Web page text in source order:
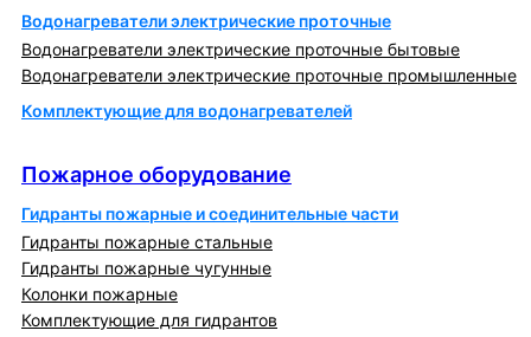
Водонагреватели электрические проточные
Водонагреватели электрические проточные бытовые
Водонагреватели электрические проточные промышленные
Комплектующие для водонагревателей
Пожарное оборудование
Гидранты пожарные и соединительные части
Гидранты пожарные стальные
Гидранты пожарные чугунные
Колонки пожарные
Комплектующие для гидрантов